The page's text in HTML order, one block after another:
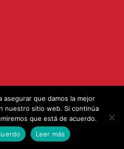
asegurar que damos la mejor
nuestro sitio web. Si continúa
que está de acuerdo.
Leer más